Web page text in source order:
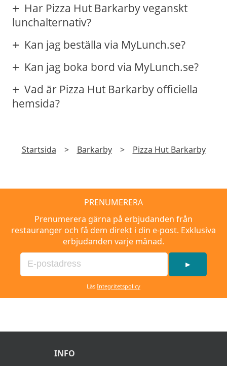
Har Pizza Hut Barkarby veganskt
lunchalternativ?
Kan jag beställa via MyLunch.se?
Kan jag boka bord via MyLunch.se?
Vad är Pizza Hut Barkarby officiella
hemsida?
Startsida > Barkarby > Pizza Hut Barkarby
PRENUMERERA
Prenumerera gärna på erbjudanden från
restauranger och få dem direkt i din e-post. Exklusiva
erbjudanden varje månad.
►
Läs Integritetspolicy
INFO